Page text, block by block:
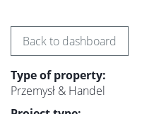
Back to dashboard
Type of property:
Przemysł & Handel